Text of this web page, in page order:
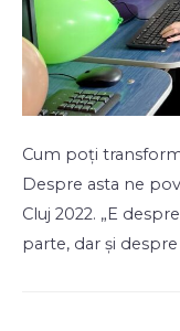
Cum poți
Despre asta ne
Cluj 2022. „E
parte, dar și